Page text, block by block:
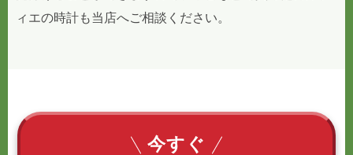
ィエの時計も当店へご相談ください。
今すぐ